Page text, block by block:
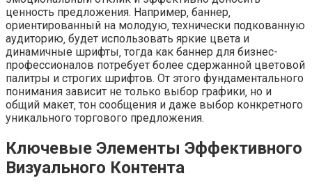
ценность предложения. Например‚ баннер‚
ориентированный на молодую‚ технически подкованную
аудиторию‚ будет использовать яркие цвета и
динамичные шрифты‚ тогда как баннер для бизнес-
профессионалов потребует более сдержанной цветовой
палитры и строгих шрифтов. От этого фундаментального
понимания зависит не только выбор графики‚ но и
общий макет‚ тон сообщения и даже выбор конкретного
уникального торгового предложения.
Ключевые Элементы Эффективного
Визуального Контента